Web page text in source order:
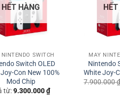
và tv mode chế độ xuất hình
công vượt mong đợi và bán
đáng giá như màn hình sử
LCD 6.2-inch trên thế hệ
HẾT HÀNG
NINTENDO SWITCH
Switch OLED
Con New 100%
Mod Chip
từ:9.300.000₫
MÁY
Nintendo
White Joy-
7.900.000